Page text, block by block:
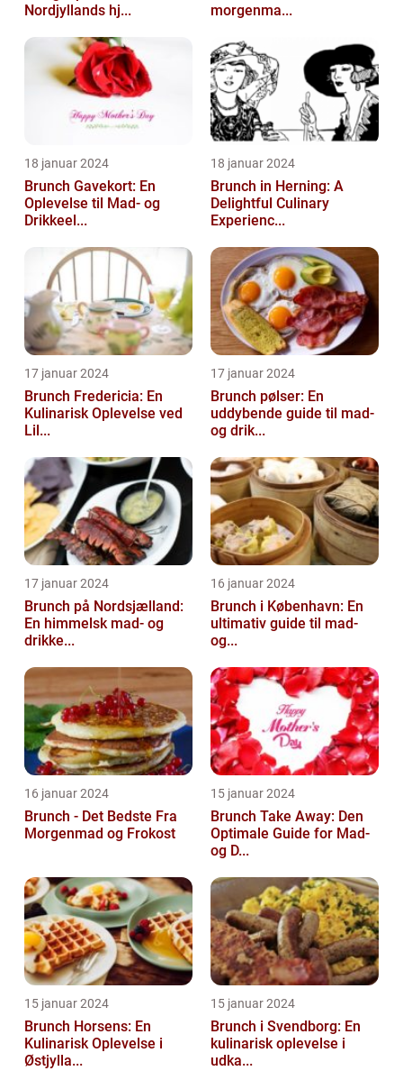
Nordjyllands hj...
morgenma...
18 januar 2024
Brunch Gavekort: En
Oplevelse til Mad- og
Drikkeel...
18 januar 2024
Brunch in Herning: A
Delightful Culinary
Experienc...
17 januar 2024
Brunch Fredericia: En
Kulinarisk Oplevelse ved
Lil...
17 januar 2024
Brunch pølser: En
uddybende guide til mad-
og drik...
17 januar 2024
Brunch på Nordsjælland:
En himmelsk mad- og
drikke...
16 januar 2024
Brunch i København: En
ultimativ guide til mad-
og...
16 januar 2024
Brunch - Det Bedste Fra
Morgenmad og Frokost
15 januar 2024
Brunch Take Away: Den
Optimale Guide for Mad-
og D...
15 januar 2024
Brunch Horsens: En
Kulinarisk Oplevelse i
Østjylla...
15 januar 2024
Brunch i Svendborg: En
kulinarisk oplevelse i
udka...